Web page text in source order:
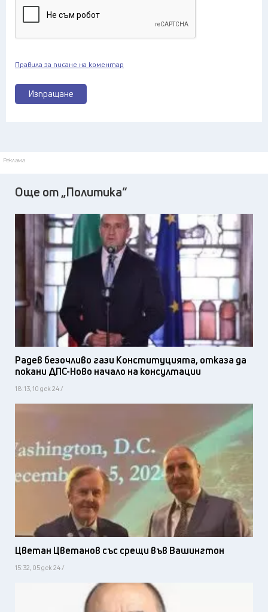
Изпращане
Правила за писане на коментар
Реклама
Още от „Политика“
Радев безочливо гази Конституцията, отказа да
покани ДПС-Ново начало на консултации
18:13, 10 дек 24 /
Цветан Цветанов със срещи във Вашингтон
15:32, 05 дек 24 /